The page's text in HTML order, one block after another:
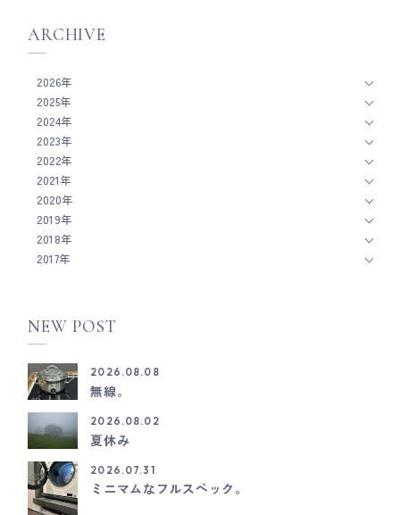
ARCHIVE
2026年
2025年
2024年
2023年
2022年
2021年
2020年
2019年
2018年
2017年
NEW POST
2026.08.08
無線。
2026.08.02
夏休み
2026.07.31
ミニマムなフルスペック。